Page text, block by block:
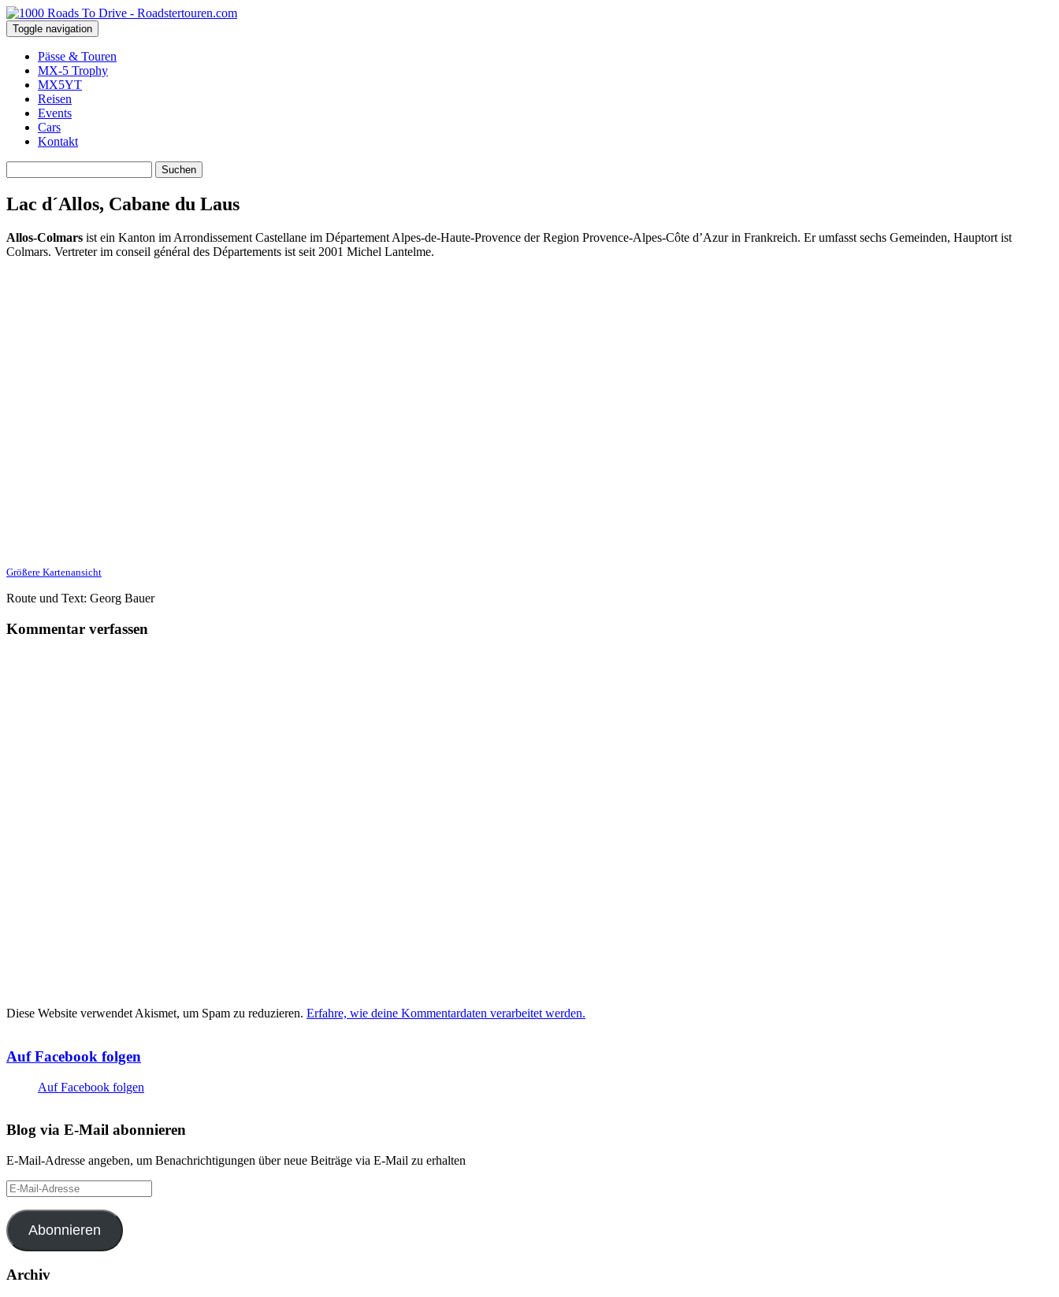
Toggle navigation
Pässe & Touren
MX-5 Trophy
MX5YT
Reisen
Events
Cars
Kontakt
nach:
Lac d´Allos, Cabane du Laus
Allos-Colmars ist ein Kanton im Arrondissement Castellane im Département Alpes-de-Haute-Provence der Region Provence-Alpes-Côte d’Azur in Frankreich. Er umfasst sechs Gemeinden, Hauptort ist
Colmars. Vertreter im conseil général des Départements ist seit 2001 Michel Lantelme.
Größere Kartenansicht
Route und Text: Georg Bauer
Kommentar verfassen
Diese Website verwendet Akismet, um Spam zu reduzieren. Erfahre, wie deine Kommentardaten verarbeitet werden.
Auf Facebook folgen
Auf Facebook folgen
Blog via E-Mail abonnieren
E-Mail-Adresse angeben, um Benachrichtigungen über neue Beiträge via E-Mail zu erhalten
E-
Mail-
Adresse
Abonnieren
Archiv